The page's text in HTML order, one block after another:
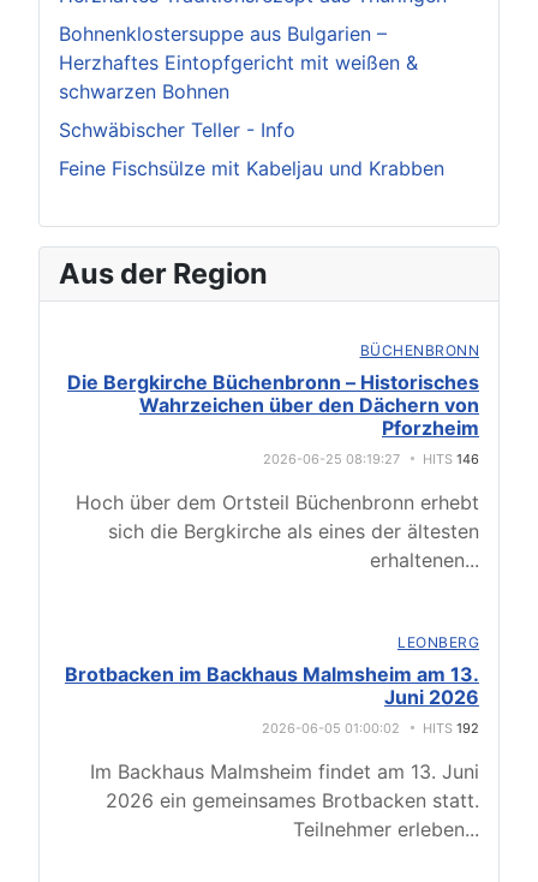
Bohnenklostersuppe aus Bulgarien –
Herzhaftes Eintopfgericht mit weißen &
schwarzen Bohnen
Schwäbischer Teller - Info
Feine Fischsülze mit Kabeljau und Krabben
Aus der Region
BÜCHENBRONN
Die Bergkirche Büchenbronn – Historisches
Wahrzeichen über den Dächern von
Pforzheim
2026-06-25 08:19:27 HITS 146
Hoch über dem Ortsteil Büchenbronn erhebt
sich die Bergkirche als eines der ältesten
erhaltenen...
LEONBERG
Brotbacken im Backhaus Malmsheim am 13.
Juni 2026
2026-06-05 01:00:02 HITS 192
Im Backhaus Malmsheim findet am 13. Juni
2026 ein gemeinsames Brotbacken statt.
Teilnehmer erleben...